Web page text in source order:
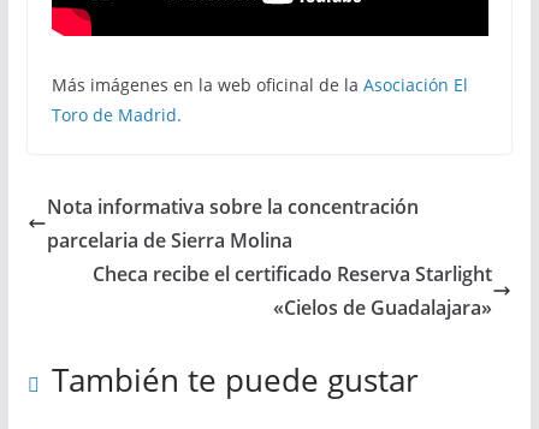
Más imágenes en la web oficinal de la Asociación El
Toro de Madrid.
Nota informativa sobre la concentración
parcelaria de Sierra Molina
Checa recibe el certificado Reserva Starlight
«Cielos de Guadalajara»
También te puede gustar